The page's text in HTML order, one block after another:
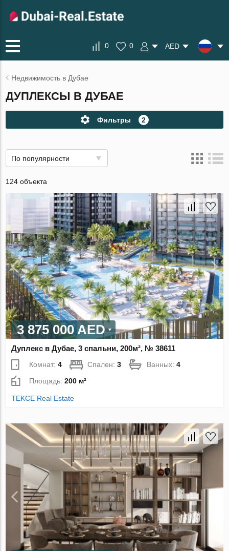
0 0 AED
Недвижимость в Дубае
ДУПЛЕКСЫ В ДУБАЕ
Фильтры 2
По популярности
124 объекта
3 875 000 AED
Дуплекс в Дубае, 3 спальни, 200м², № 38611
Комнат:4 Спален:3 Ванных:4
Площадь:200 м²
TEKCE Real Estate